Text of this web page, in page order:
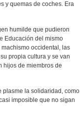
y quemas de coches. Era
humilde que pudieron
Educación del mismo
occidental, las
propia cultura y se van
hijos de miembros de
plasme la solidaridad, como
imposible que no sigan